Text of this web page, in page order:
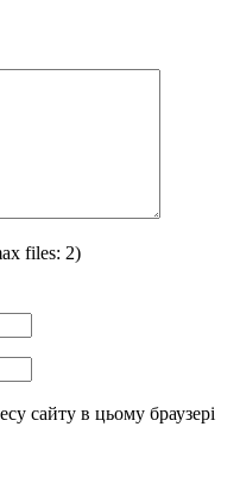
files: 2)
сайту в цьому браузері